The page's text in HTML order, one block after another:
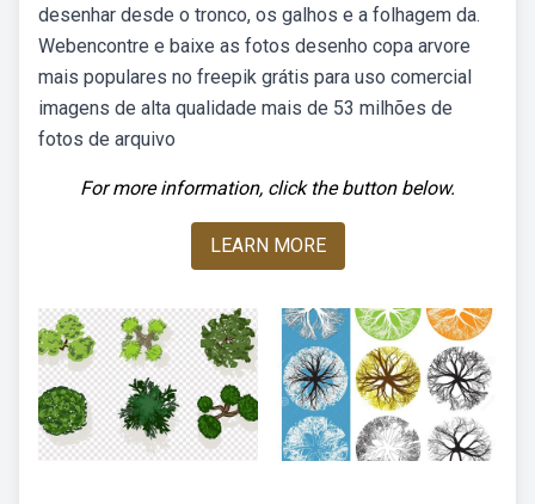
desenhar desde o tronco, os galhos e a folhagem da.
Webencontre e baixe as fotos desenho copa arvore
mais populares no freepik grátis para uso comercial
imagens de alta qualidade mais de 53 milhões de
fotos de arquivo
For more information, click the button below.
LEARN MORE